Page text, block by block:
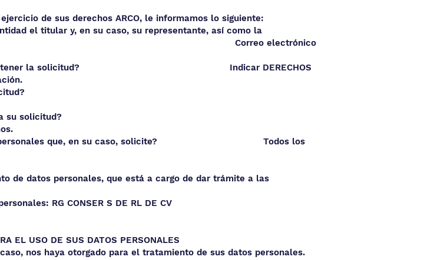
de sus derechos ARCO, le informamos lo siguiente:
el titular y, en su caso, su representante, así como la
Correo electrónico
deberá contener la solicitud? Indicar DERECHOS
respuesta a su solicitud?
la respuesta a su solicitud?
datos personales que, en su caso, solicite? Todos los
de datos personales, que está a cargo de dar trámite a las
RG CONSER S DE RL DE CV
EL USO DE SUS DATOS PERSONALES
nos haya otorgado para el tratamiento de sus datos personales.